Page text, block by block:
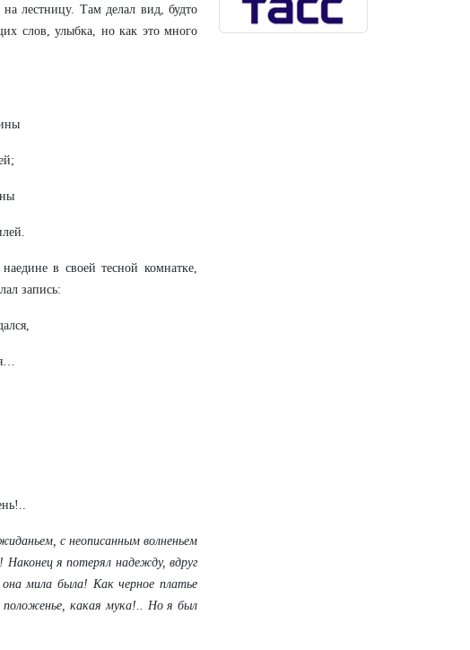
лестницу. Там делал вид, будто
слов, улыбка, но как это много
в своей тесной комнатке,
запись:
с неописанным волненьем
я потерял надежду, вдруг
мила была! Как черное платье
положенье, какая мука!.. Но я был